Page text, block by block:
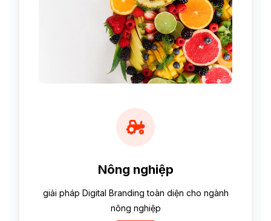
Nông nghiệp
giải pháp Digital Branding toàn diện cho ngành
nông nghiệp